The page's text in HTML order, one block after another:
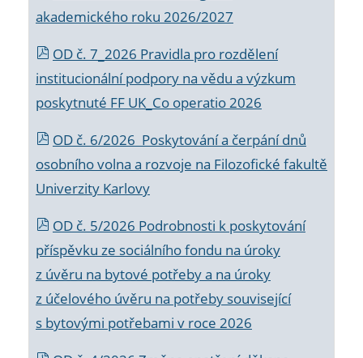
akademického roku 2026/2027
OD č. 7_2026 Pravidla pro rozdělení
institucionální podpory na vědu a výzkum
poskytnuté FF UK_Co operatio 2026
OD č. 6/2026 Poskytování a čerpání dnů
osobního volna a rozvoje na Filozofické fakultě
Univerzity Karlovy
OD č. 5/2026 Podrobnosti k poskytování
příspěvku ze sociálního fondu na úroky
z úvěru na bytové potřeby a na úroky
z účelového úvěru na potřeby související
s bytovými potřebami v roce 2026